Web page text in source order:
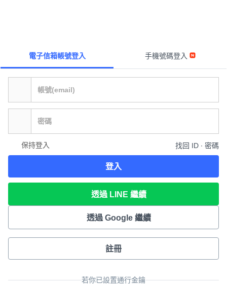
電子信箱帳號登入 手機號碼登入
保持登入 找回 ID ∙ 密碼
登入
透過 LINE 繼續
透過 Google 繼續
註冊
若你已設置通行金鑰